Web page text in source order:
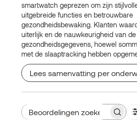
smartwatch geprezen om zijn
uitgebreide functies en betrouwbare
gezondheidsbewaking. Klanten
uiterlijk en de nauwkeurigheid van de
gezondheidsgegevens, hoewel
met de slaaptracking hebben
Lees samenvatting per
Beoordelingen